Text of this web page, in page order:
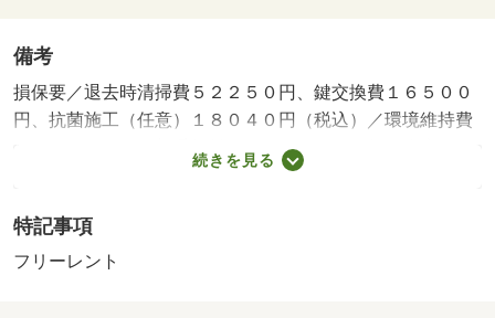
備考
損保要／退去時清掃費５２２５０円、鍵交換費１６５００
円、抗菌施工（任意）１８０４０円（税込）／環境維持費
５５０円／月、更新手数料１６５００円／２年（税込）／
保証会社利用必：保証料：４６１９０円（契約内容により
／仲介手数料不要／フリーレント１ヶ月／個人契約限定／
バストイレ別／エアコン／ＴＶインターホン／室内洗濯置
続きを見る
特記事項
フリーレント